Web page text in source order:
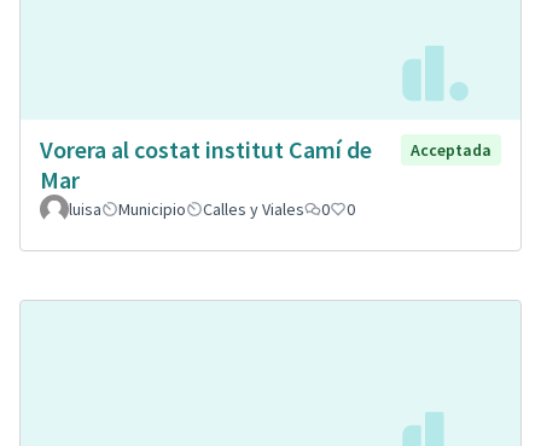
Vorera al costat institut Camí de
Mar
Acceptada
luisa Municipio Calles y Viales 0 0